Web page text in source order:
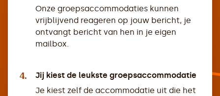
Onze groepsaccommodaties kunnen
vrijblijvend reageren op jouw bericht, je
ontvangt bericht van hen in je eigen
mailbox.
4.
Jij kiest de leukste groepsaccommodatie
Je kiest zelf de accommodatie uit die het